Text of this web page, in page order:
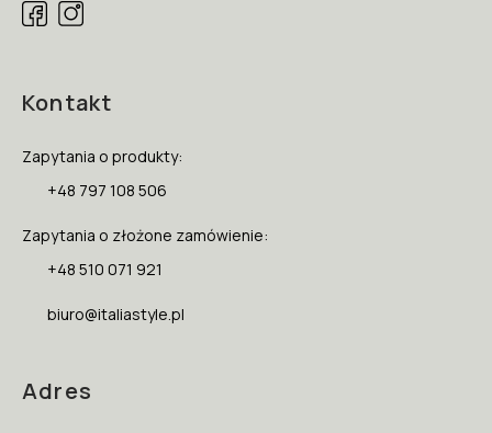
Kontakt
Zapytania o produkty:
+48 797 108 506
Zapytania o złożone zamówienie:
+48 510 071 921
biuro@italiastyle.pl
Adres